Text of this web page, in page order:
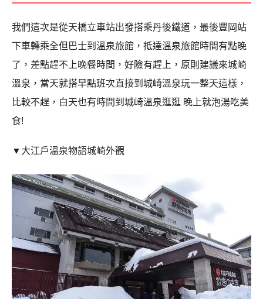
我們這次是從天橋立車站出發搭乘丹後鐵道，最後豐岡站
下車轉乘全但巴士到溫泉旅館，抵達溫泉旅館時間有點晚
了，差點趕不上晚餐時間，好險有趕上，原則建議來城崎
溫泉，當天就搭早點班次直接到城崎溫泉玩一整天這樣，
比較不趕，白天也有時間到城崎溫泉逛逛 晚上就泡湯吃美
食!
▼大江戶溫泉物語城崎外觀